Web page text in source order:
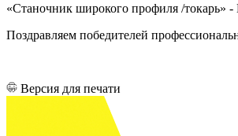
«Станочник широкого профиля /токарь»
Поздравляем победителей
Версия для печати